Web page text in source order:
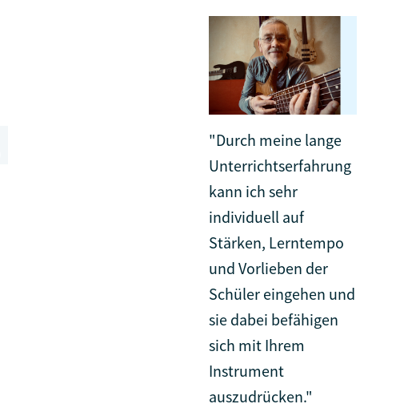
"Durch meine lange
Unterrichtserfahrung
kann ich sehr
individuell auf
Stärken, Lerntempo
und Vorlieben der
Schüler eingehen und
sie dabei befähigen
sich mit Ihrem
Instrument
auszudrücken."